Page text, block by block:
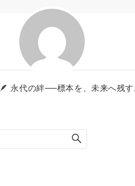
🪶 永代の絆──標本を、未来へ残